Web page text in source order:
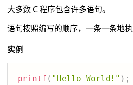
大多数 C 程序包含许多语句。
语句按照编写的顺序，一条一条地执
实例
printf ( "Hello World!" ) ;